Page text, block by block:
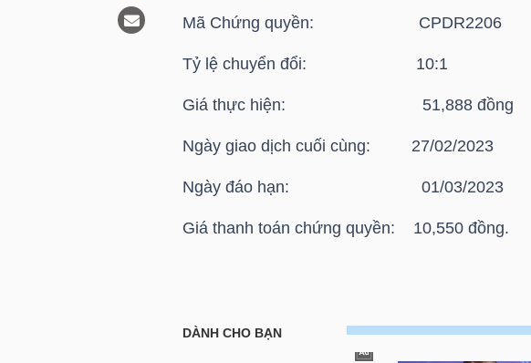
Mã Chứng quyền: CPDR2206
Tỷ lệ chuyển đổi: 10:1
Giá thực hiện: 51,888 đồng
Ngày giao dịch cuối cùng: 27/02/2023
Ngày đáo hạn: 01/03/2023
Giá thanh toán chứng quyền: 10,550 đồng.
HOSE: Thông báo giá thanh toán vào ngày
Chứng quyền CPDR2206